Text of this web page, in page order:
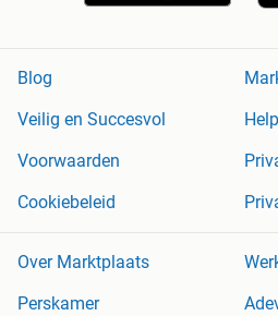
Blog
Veilig en Succesvol
Voorwaarden
Cookiebeleid
Over Marktplaats
Perskamer